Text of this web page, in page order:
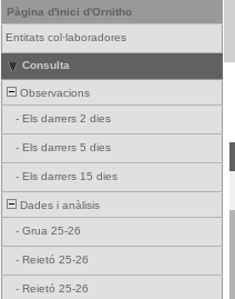
Pàgina d'inici d'Ornitho
Entitats col·laboradores
Consulta
Observacions
- Els darrers 2 dies
- Els darrers 5 dies
- Els darrers 15 dies
Dades i anàlisis
- Grua 25-26
- Reietó 25-26
- Reietó 25-26